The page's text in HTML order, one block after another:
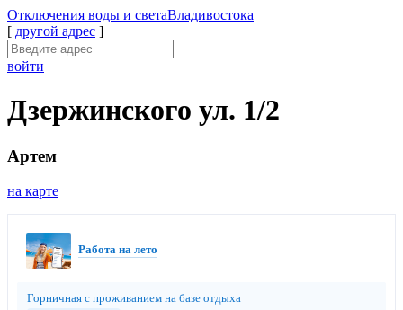
Отключения воды и светаВладивостока
[ другой адрес ]
войти
Дзержинского ул. 1/2
Артем
на карте
Работа на лето
Горничная с проживанием на базе отдыха